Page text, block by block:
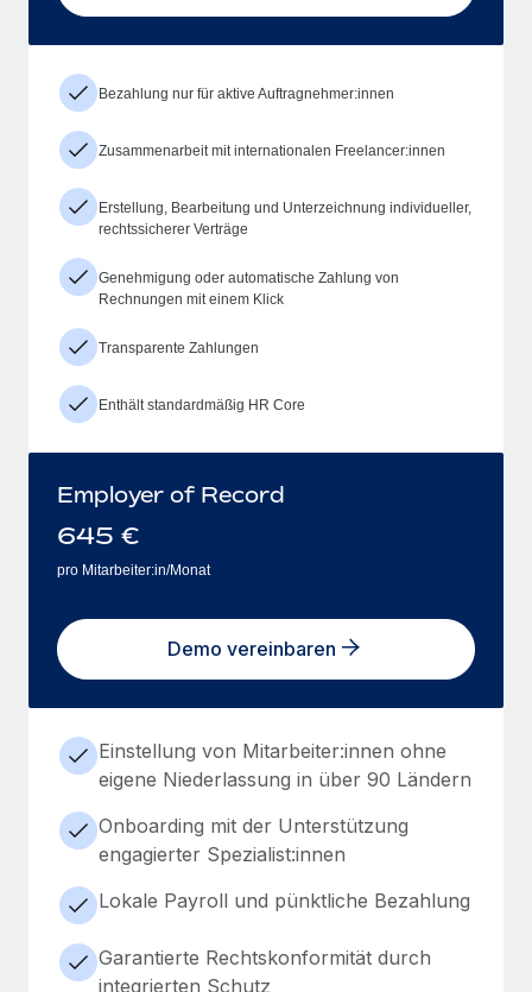
Bezahlung nur für aktive Auftragnehmer:innen
Zusammenarbeit mit internationalen Freelancer:innen
Erstellung, Bearbeitung und Unterzeichnung individueller,
rechtssicherer Verträge
Genehmigung oder automatische Zahlung von
Rechnungen mit einem Klick
Transparente Zahlungen
Enthält standardmäßig HR Core
Employer of Record
645 €
pro Mitarbeiter:in/Monat
Demo vereinbaren
Einstellung von Mitarbeiter:innen ohne
eigene Niederlassung in über 90 Ländern
Onboarding mit der Unterstützung
engagierter Spezialist:innen
Lokale Payroll und pünktliche Bezahlung
Garantierte Rechtskonformität durch
integrierten Schutz